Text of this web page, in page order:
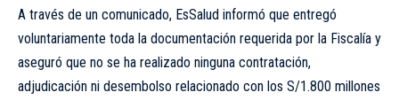
A través de un comunicado, EsSalud informó que entregó
voluntariamente toda la documentación requerida por la Fiscalía y
aseguró que no se ha realizado ninguna contratación,
adjudicación ni desembolso relacionado con los S/1.800 millones